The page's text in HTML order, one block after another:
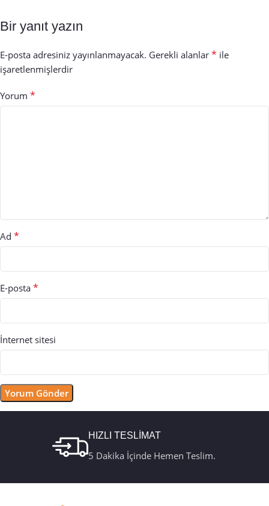
Bir yanıt yazın
E-posta adresiniz yayınlanmayacak. Gerekli alanlar * ile
işaretlenmişlerdir
Yorum *
Ad *
E-posta *
İnternet sitesi
HIZLI TESLİMAT
5 Dakika İçinde Hemen Teslim.